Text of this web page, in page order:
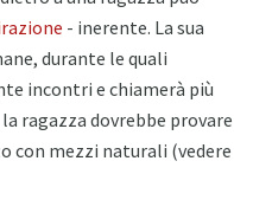
- inerente. La sua
durante le quali
incontri e chiamerà più
ragazza dovrebbe provare
con mezzi naturali (vedere